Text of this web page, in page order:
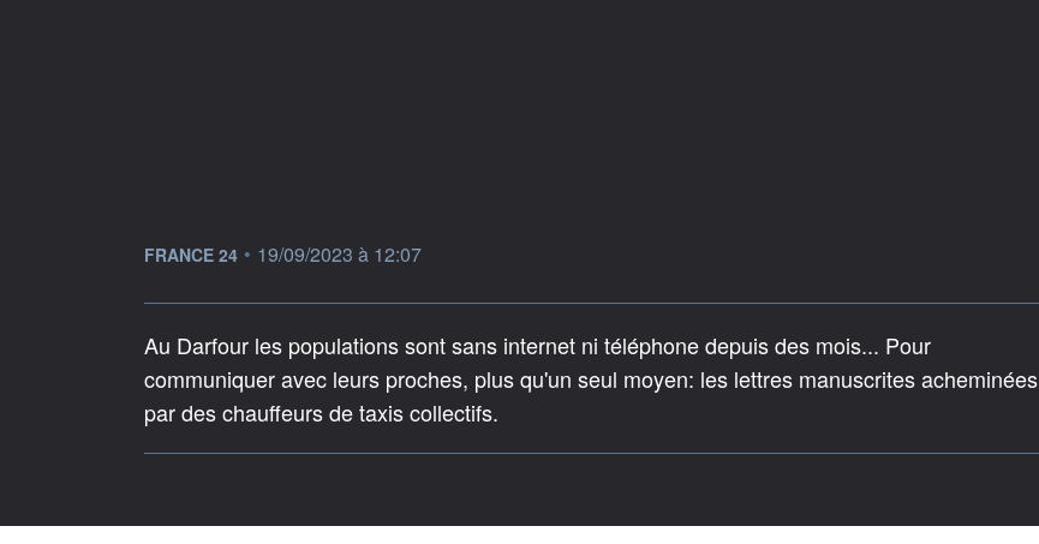
information fournie par
FRANCE 24 • 19/09/2023 à 12:07
Au Darfour les populations sont sans internet ni téléphone depuis des mois... Pour
communiquer avec leurs proches, plus qu'un seul moyen: les lettres manuscrites acheminées
par des chauffeurs de taxis collectifs.